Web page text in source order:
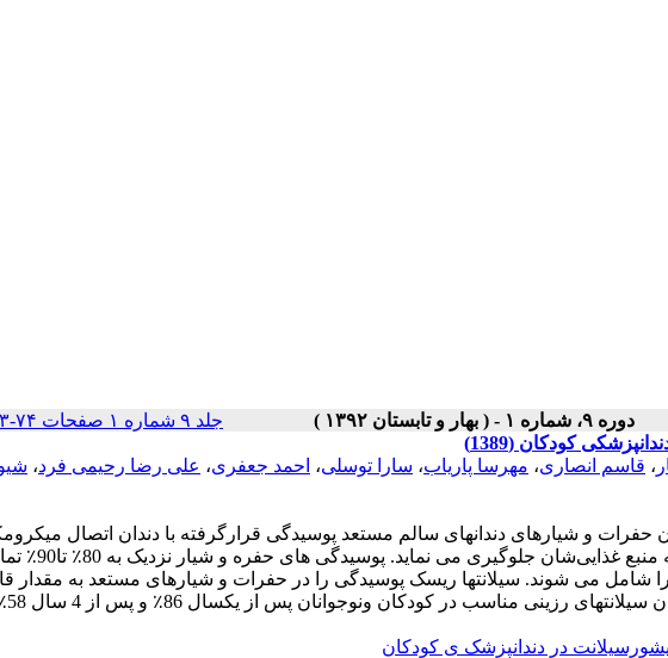
دوره ۹، شماره ۱ - ( بهار و تابستان ۱۳۹۲ ) جلد ۹ شماره ۱ صفحات ۷۴-۷۳
کودکان (1389)
، قاسم انصاری، مهرسا پاریاب، سارا توسلی، احمد جعفری، علی رضا رحیمی فرد،
و شیارهای دندانهای سالم مستعد پوسیدگی قرارگرفته با دندان اتصال
میکند واز دسترسی
و44٪ دندانهای شیری را شامل می شوند. سیلانتها ریسک پوسیدگی را در حفرات و شیارهای مستعد به
در دندانپزشک ی کودکان